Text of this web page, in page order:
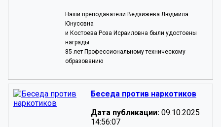
Наши преподаватели Ведзижева Людмила
Юнусовна
и Костоева Роза Исраиловна были удостоены
награды
85 лет Профессиональному техническому
образованию
Беседа против наркотиков
Дата публикации: 09.10.2025
14:56:07